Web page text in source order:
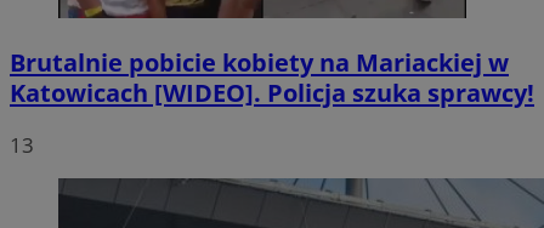
Brutalnie pobicie kobiety na Mariackiej w
Katowicach [WIDEO]. Policja szuka sprawcy!
13